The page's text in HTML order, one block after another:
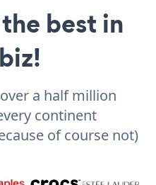
best in
a half million
continent
of course not)